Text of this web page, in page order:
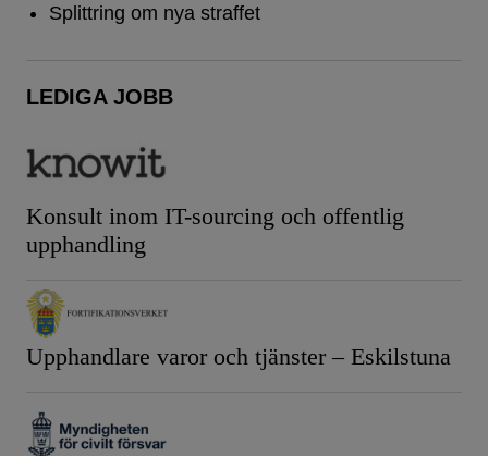
Splittring om nya straffet
LEDIGA JOBB
Konsult inom IT-sourcing och offentlig
upphandling
Upphandlare varor och tjänster – Eskilstuna